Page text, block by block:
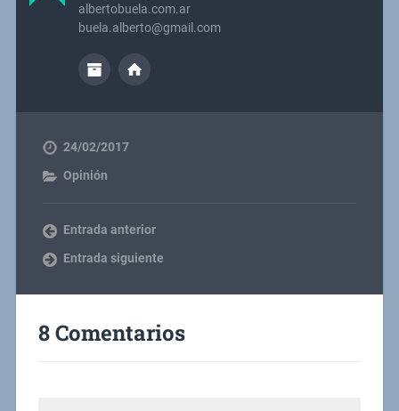
albertobuela.com.ar
buela.alberto@gmail.com
24/02/2017
Opinión
Entrada anterior
Entrada siguiente
8 Comentarios